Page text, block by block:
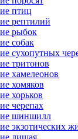
птиц
рептилий
рыбок
собак
сухопутных
тритонов
хамелеонов
хомяков
хорьков
черепах
шиншилл
экзотических